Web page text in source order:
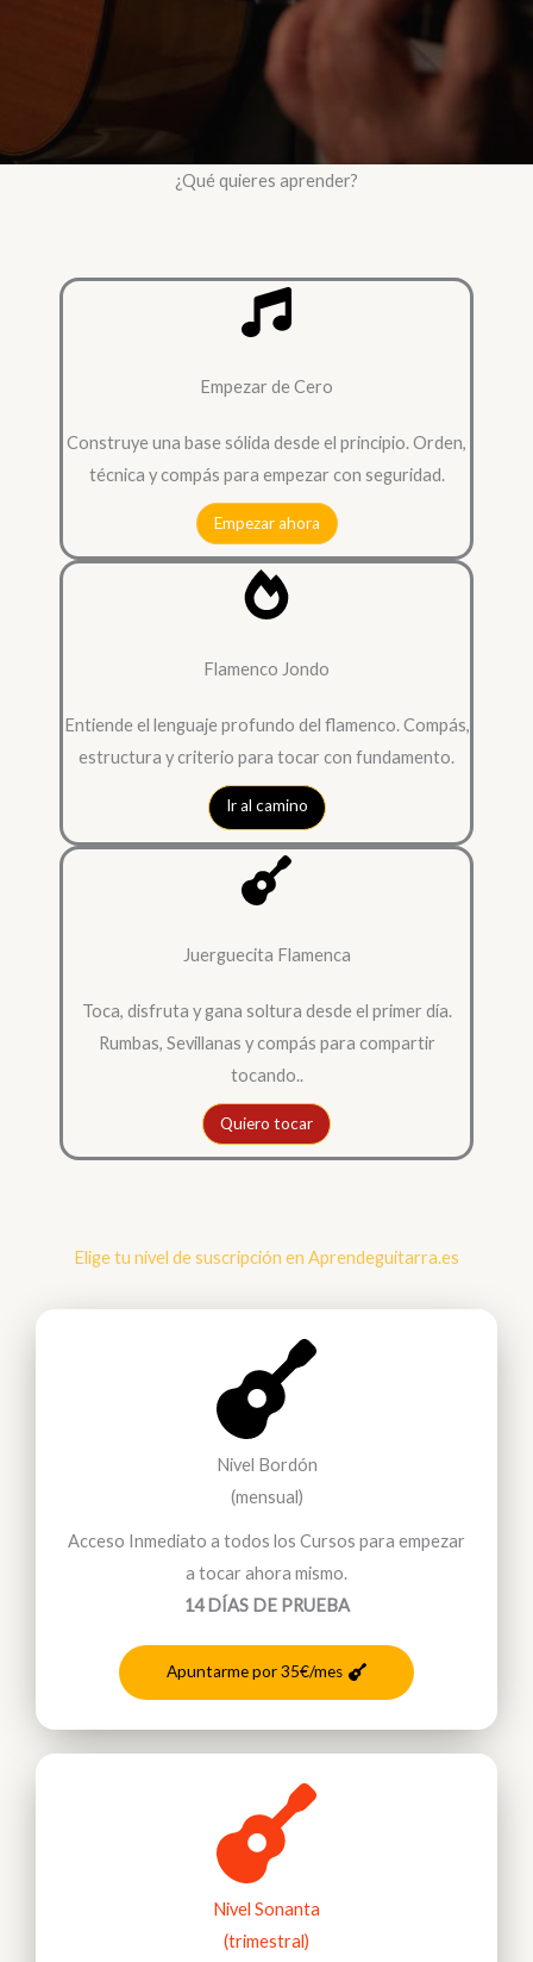
¿Qué quieres aprender?
Empezar de Cero
Construye una base sólida desde el principio. Orden,
técnica y compás para empezar con seguridad.
Empezar ahora
Flamenco Jondo
Entiende el lenguaje profundo del flamenco. Compás,
estructura y criterio para tocar con fundamento.
Ir al camino
Juerguecita Flamenca
Toca, disfruta y gana soltura desde el primer día.
Rumbas, Sevillanas y compás para compartir
tocando..
Quiero tocar
Elige tu nivel de suscripción en Aprendeguitarra.es
Nivel Bordón
(mensual)
Acceso Inmediato a todos los Cursos para empezar
a tocar ahora mismo.
14 DÍAS DE PRUEBA
Apuntarme por 35€/mes
Nivel Sonanta
(trimestral)